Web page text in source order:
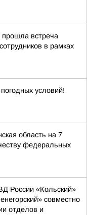
прошла встреча
в рамках
условий!
область на 7
федеральных
России «Кольский»
совместно
отделов и